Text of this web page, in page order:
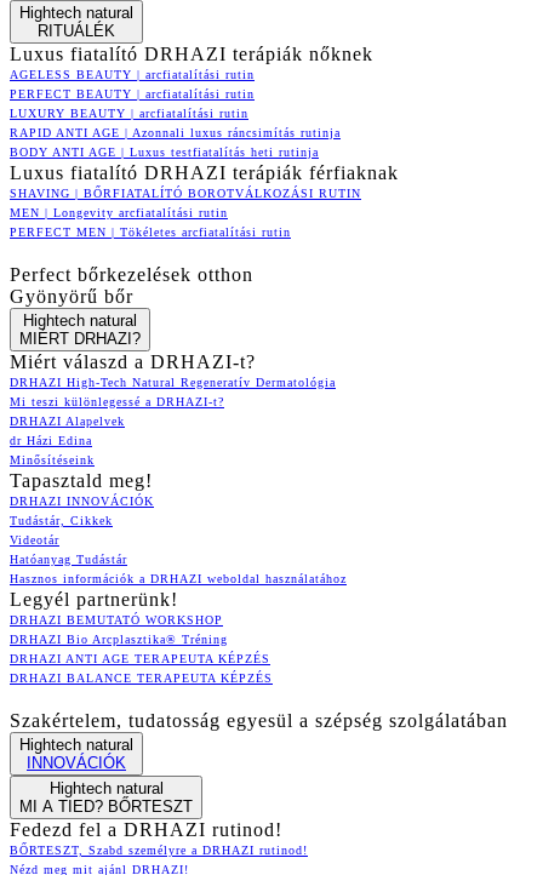
Hightech natural
RITUÁLÉK
Luxus fiatalító DRHAZI terápiák nőknek
AGELESS BEAUTY | arcfiatalítási rutin
PERFECT BEAUTY | arcfiatalítási rutin
LUXURY BEAUTY | arcfiatalítási rutin
RAPID ANTI AGE | Azonnali luxus ráncsimítás rutinja
BODY ANTI AGE | Luxus testfiatalítás heti rutinja
Luxus fiatalító DRHAZI terápiák férfiaknak
SHAVING | BŐRFIATALÍTÓ BOROTVÁLKOZÁSI RUTIN
MEN | Longevity arcfiatalítási rutin
PERFECT MEN | Tökéletes arcfiatalítási rutin
Perfect bőrkezelések otthon
Gyönyörű bőr
Hightech natural
MIÉRT DRHAZI?
Miért válaszd a DRHAZI-t?
DRHAZI High-Tech Natural Regeneratív Dermatológia
Mi teszi különlegessé a DRHAZI-t?
DRHAZI Alapelvek
dr Házi Edina
Minősítéseink
Tapasztald meg!
DRHAZI INNOVÁCIÓK
Tudástár, Cikkek
Videotár
Hatóanyag Tudástár
Hasznos információk a DRHAZI weboldal használatához
Legyél partnerünk!
DRHAZI BEMUTATÓ WORKSHOP
DRHAZI Bio Arcplasztika® Tréning
DRHAZI ANTI AGE TERAPEUTA KÉPZÉS
DRHAZI BALANCE TERAPEUTA KÉPZÉS
Szakértelem, tudatosság egyesül a szépség szolgálatában
Hightech natural
INNOVÁCIÓK
Hightech natural
MI A TIED? BŐRTESZT
Fedezd fel a DRHAZI rutinod!
BŐRTESZT, Szabd személyre a DRHAZI rutinod!
Nézd meg mit ajánl DRHAZI!